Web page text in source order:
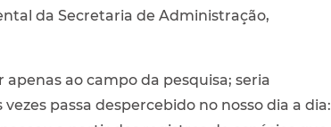
da Secretaria de Administração,
ao campo da pesquisa; seria
passa despercebido no nosso dia a dia: